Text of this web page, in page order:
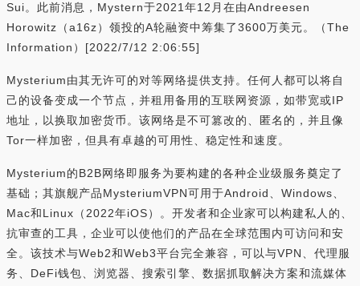
Sui。此前消息，Mystern于2021年12月在由Andreesen
Horowitz（a16z）领投的A轮融资中筹集了3600万美元。（The
Information）[2022/7/12 2:06:55]
Mysterium由其无许可的对等网络提供支持。任何人都可以将自
己的设备变成一个节点，并租用备用的互联网资源，如带宽或IP
地址，以换取加密货币。该网络是不可篡改的、匿名的，并且像
Tor一样加密，但具有卓越的可用性、稳定性和速度。
Mysterium的B2B网络即服务为要构建的各种企业级服务奠定了
基础；其旗舰产品MysteriumVPN可用于Android、Windows、
Mac和Linux（2022年iOS）。开发者和企业家可以构建私人的、
抗审查的工具，企业可以使他们的产品在全球范围内可访问和安
全。该技术与Web2和Web3平台完全兼容，可以与VPN、代理服
务、DeFi钱包、浏览器、搜索引擎、数据抓取解决方案和流媒体